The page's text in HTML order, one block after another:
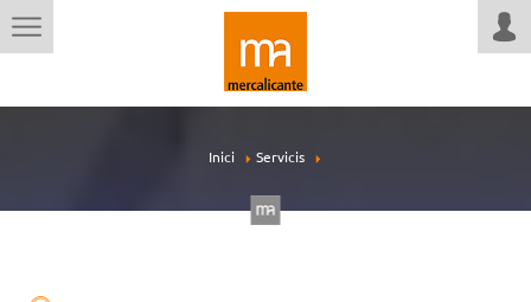
Inici Servicis